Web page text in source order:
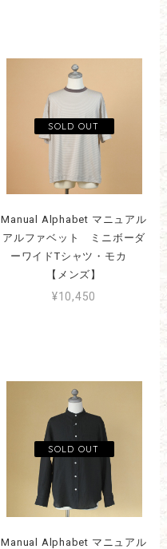
Manual Alphabet マニュアル
アルファベット ミニボーダ
ーワイドTシャツ・モカ
【メンズ】
¥10,450
Manual Alphabet マニュアル